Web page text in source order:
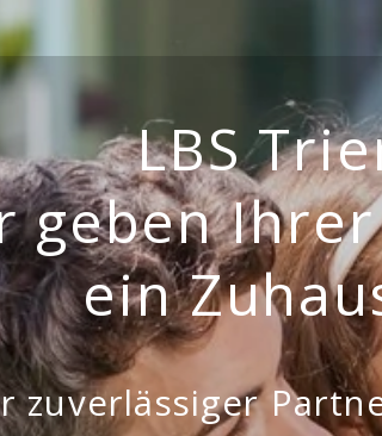
LBS
geben
ein
zuverlässiger